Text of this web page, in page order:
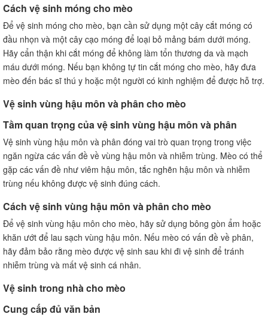
Cách vệ sinh móng cho mèo
Để vệ sinh móng cho mèo, bạn cần sử dụng một cây cắt móng có
đầu nhọn và một cây cạo móng để loại bỏ mảng bám dưới móng.
Hãy cẩn thận khi cắt móng để không làm tổn thương da và mạch
máu dưới móng. Nếu bạn không tự tin cắt móng cho mèo, hãy đưa
mèo đến bác sĩ thú y hoặc một người có kinh nghiệm để được hỗ trợ.
Vệ sinh vùng hậu môn và phân cho mèo
Tầm quan trọng của vệ sinh vùng hậu môn và phân
Vệ sinh vùng hậu môn và phân đóng vai trò quan trọng trong việc
ngăn ngừa các vấn đề về vùng hậu môn và nhiễm trùng. Mèo có thể
gặp các vấn đề như viêm hậu môn, tắc nghẽn hậu môn và nhiễm
trùng nếu không được vệ sinh đúng cách.
Cách vệ sinh vùng hậu môn và phân cho mèo
Để vệ sinh vùng hậu môn cho mèo, hãy sử dụng bông gòn ẩm hoặc
khăn ướt để lau sạch vùng hậu môn. Nếu mèo có vấn đề về phân,
hãy đảm bảo rằng mèo được vệ sinh sau khi đi vệ sinh để tránh
nhiễm trùng và mất vệ sinh cá nhân.
Vệ sinh trong nhà cho mèo
Cung cấp đủ văn bản